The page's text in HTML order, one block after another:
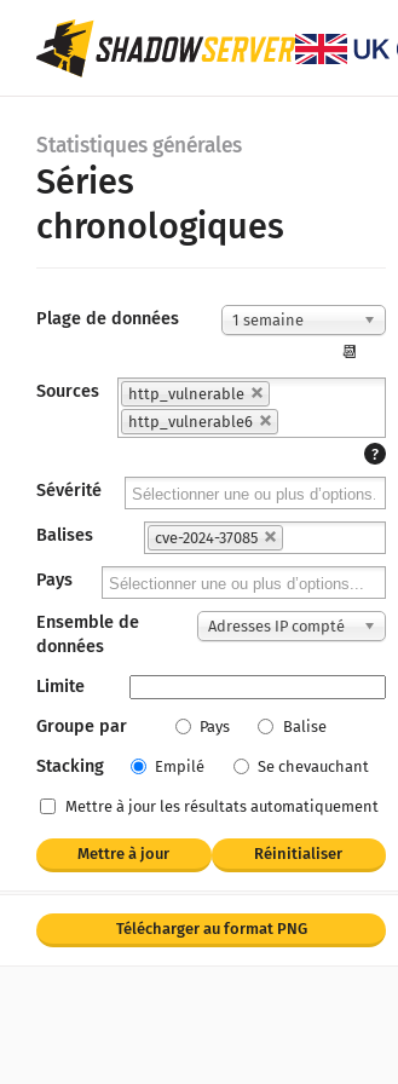
Statistiques générales
Séries
chronologiques
Plage de données 1 semaine
📆
Sources
http_vulnerable
http_vulnerable6
?
Sévérité
Balises cve-2024-37085
Pays
Ensemble de
données
Adresses IP compté
Limite
Groupe par
Pays Balise
Stacking Empilé Se chevauchant
Mettre à jour les résultats automatiquement
Mettre à jour Réinitialiser
Télécharger au format PNG